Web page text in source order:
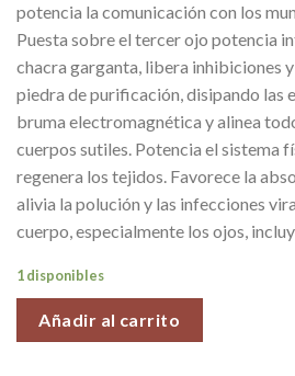
potencia la comunicación con los
Puesta sobre el tercer ojo potencia
chacra garganta, libera inhibiciones
piedra de purificación, disipando las
bruma electromagnética y alinea
cuerpos sutiles. Potencia el sistema
regenera los tejidos. Favorece la
alivia la polución y las infecciones
cuerpo, especialmente los ojos,
1 disponibles
Añadir al carrito